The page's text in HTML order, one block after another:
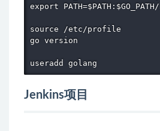
export
source /etc/profile
go version
useradd golang
Jenkins项目